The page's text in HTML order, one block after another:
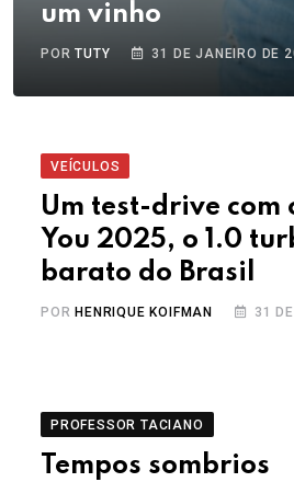
um vinho
PORTUTY 31 DE JANEIRO DE
VEÍCULOS
Um test-drive com
You 2025, o 1.0
barato do Brasil
POR HENRIQUE KOIFMAN 31
PROFESSOR TACIANO
Tempos sombrios